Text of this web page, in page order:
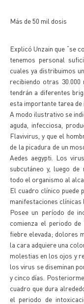
Más de 50 mil dosis
Explicó Unzain que “se
tenemos personal
cuales ya distribuimos
recibiendo otras
tendrán a diferentes
esta importante tarea de
A modo ilustrativo se
aguda, infecciosa,
Flavivirus, y que el
de la picadura de un
Aedes aegypti. Los
subcutáneo y, luego
todo el organismo al
El cuadro clínico puede
manifestaciones clínicas
Posee un período de
comienza el periodo
fiebre elevada; dolores
la cara adquiere una
molestias en los ojos y
los virus se diseminan
y cinco días.
cuadro que dura
el periodo de